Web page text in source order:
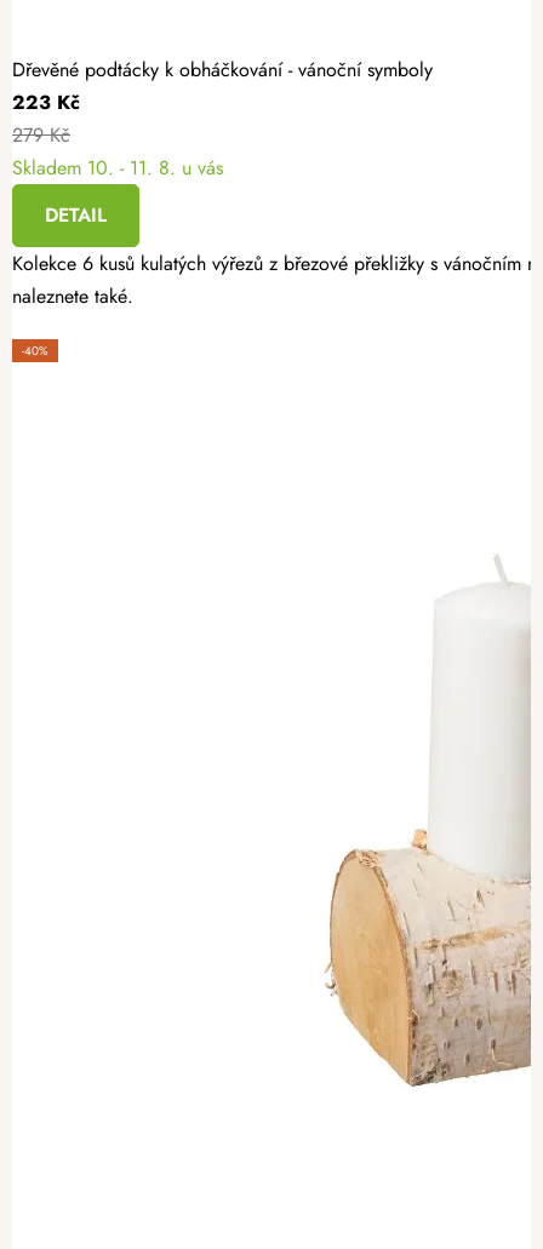
Dřevěné podtácky k obháčkování - vánoční symboly
223 Kč
279 Kč
Skladem 10. - 11. 8. u vás
DETAIL
Kolekce 6 kusů kulatých výřezů z březové překližky s
naleznete také.
-40%